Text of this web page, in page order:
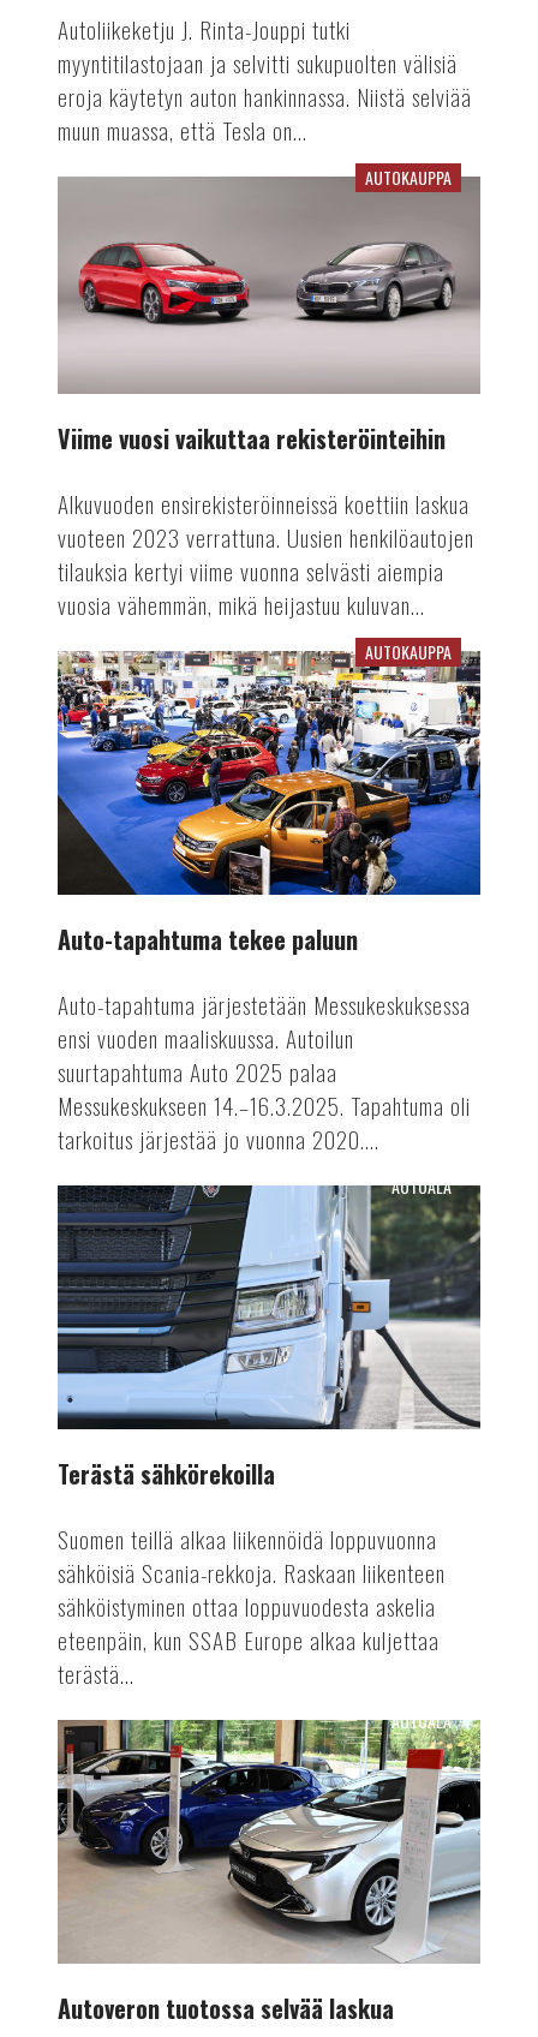
Autoliikeketju J. Rinta-Jouppi tutki
myyntitilastojaan ja selvitti sukupuolten välisiä
eroja käytetyn auton hankinnassa. Niistä selviää
muun muassa, että Tesla on...
vaikuttaa
rekisteröinteihin
AUTOKAUPPA
Viime vuosi vaikuttaa rekisteröinteihin
Alkuvuoden ensirekisteröinneissä koettiin laskua
vuoteen 2023 verrattuna. Uusien henkilöautojen
tilauksia kertyi viime vuonna selvästi aiempia
vuosia vähemmän, mikä heijastuu kuluvan...
Auto-
tapahtuma
tekee
paluun
AUTOKAUPPA
Auto-tapahtuma tekee paluun
Auto-tapahtuma järjestetään Messukeskuksessa
ensi vuoden maaliskuussa. Autoilun
suurtapahtuma Auto 2025 palaa
Messukeskukseen 14.–16.3.2025. Tapahtuma oli
tarkoitus järjestää jo vuonna 2020....
Terästä
sähkörekoilla
AUTOALA
Terästä sähkörekoilla
Suomen teillä alkaa liikennöidä loppuvuonna
sähköisiä Scania-rekkoja. Raskaan liikenteen
sähköistyminen ottaa loppuvuodesta askelia
eteenpäin, kun SSAB Europe alkaa kuljettaa
terästä...
Autoveron
tuotossa
selvää
laskua
AUTOALA
Autoveron tuotossa selvää laskua